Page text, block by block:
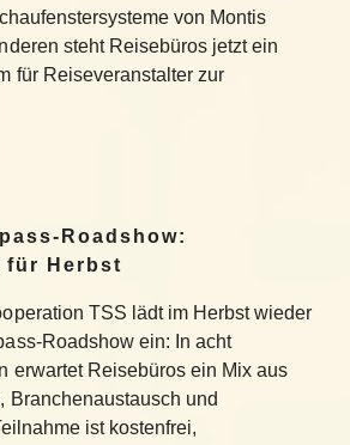
von Montis
steht Reisebüros jetzt ein
für Reiseveranstalter zur
Roadshow:
für Herbst
TSS lädt im Herbst wieder
Roadshow ein: In acht
erwartet Reisebüros ein Mix aus
Branchenaustausch und
ist kostenfrei,